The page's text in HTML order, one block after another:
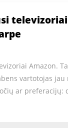
Amazon.
vartotojas
ar preferacijų: